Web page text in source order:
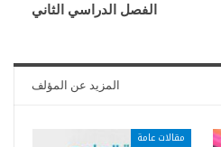
الفصل الدراسي الثاني
المزيد عن المؤلف
مقالات عامة